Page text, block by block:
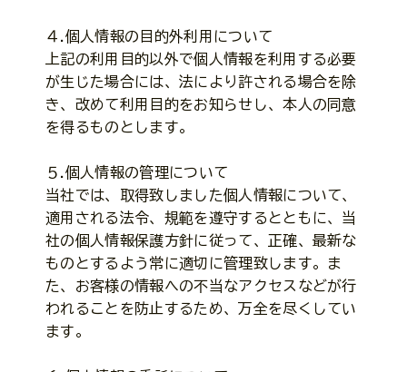
４.個人情報の目的外利用について
上記の利用目的以外で個人情報を利用する必要
が生じた場合には、法により許される場合を除
き、改めて利用目的をお知らせし、本人の同意
を得るものとします。
５.個人情報の管理について
当社では、取得致しました個人情報について、
適用される法令、規範を遵守するとともに、当
社の個人情報保護方針に従って、正確、最新な
ものとするよう常に適切に管理致します。ま
た、お客様の情報への不当なアクセスなどが行
われることを防止するため、万全を尽くしてい
ます。